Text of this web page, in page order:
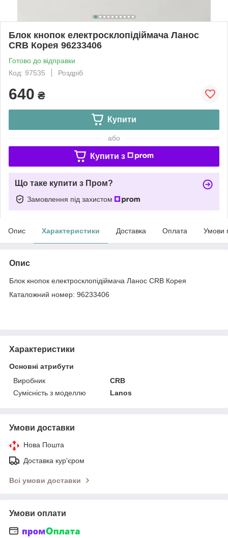
Блок кнопок електросклопідіймача Ланос
CRB Корея 96233406
Готово до відправки
Код: 97535
Роздріб
640 ₴
Купити
або
Купити з
Що таке купити з Пром?
Замовлення під захистом
Опис Характеристики Доставка Оплата Умови
Опис
Блок кнопок електросклопідіймача Ланос CRB Корея
Каталожний номер: 96233406
Характеристики
Основні атрибути
Виробник
CRB
Сумісність з моделлю
Lanos
Умови доставки
Нова Пошта
Доставка кур'єром
Всі умови доставки
Умови оплати